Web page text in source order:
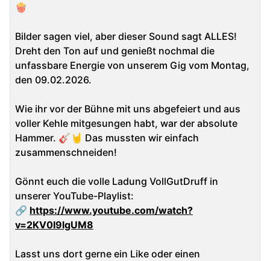
🍿
Bilder sagen viel, aber dieser Sound sagt ALLES!
Dreht den Ton auf und genießt nochmal die
unfassbare Energie von unserem Gig vom Montag,
den 09.02.2026.
Wie ihr vor der Bühne mit uns abgefeiert und aus
voller Kehle mitgesungen habt, war der absolute
Hammer. 🎸🤘 Das mussten wir einfach
zusammenschneiden!
Gönnt euch die volle Ladung VollGutDruff in
unserer YouTube-Playlist:
🔗 https://www.youtube.com/watch?
v=2KV0I9lgUM8
Lasst uns dort gerne ein Like oder einen